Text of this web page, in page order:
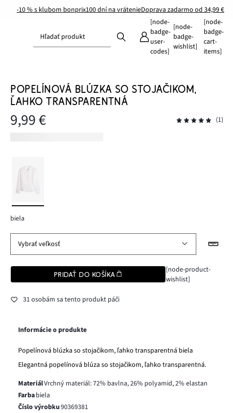
-10 % s klubom bonprix100 dní na vrátenieDoprava zadarmo od 34,99 €
Hľadať produkt
[node-
badge-
user-
codes]
[node-
badge-
wishlist]
[node-
badge-
cart-
items]
POPELÍNOVÁ BLÚZKA SO STOJAČIKOM,
ĽAHKO TRANSPARENTNÁ
9,99 € (1)
biela
Vybrať veľkosť
PRIDAŤ DO KOŠÍKA
[node-product-
wishlist]
31 osobám sa tento produkt páči
Informácie o produkte
Popelínová blúzka so stojačikom, ľahko transparentná biela
Elegantná popelínová blúza so stojačikom, ľahko transparentná.
MateriálVrchný materiál: 72% bavlna, 26% polyamid, 2% elastan
Farbabiela
Číslo výrobku90369381